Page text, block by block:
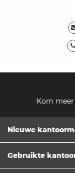
Kom
Nieuwe
Gebruikte